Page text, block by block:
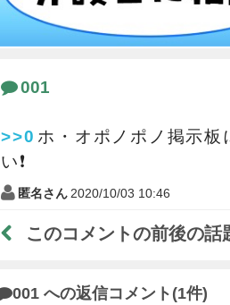
001
>>0 ホ・オポノポノ掲示板
い❗
匿名さん 2020/10/03 10:46
このコメントの前後の話
001 への返信コメント(1件)